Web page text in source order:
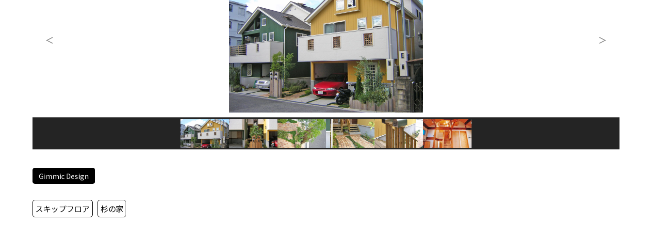
Gimmic Design
スキップフロア 杉の家